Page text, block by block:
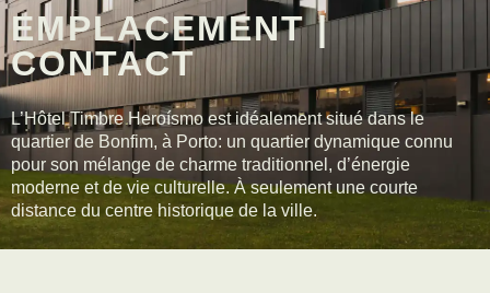
EMPLACEMENT |
CONTACT
L’Hôtel Timbre Heroísmo est idéalement situé dans le
quartier de Bonfim, à Porto: un quartier dynamique connu
pour son mélange de charme traditionnel, d’énergie
moderne et de vie culturelle. À seulement une courte
distance du centre historique de la ville.